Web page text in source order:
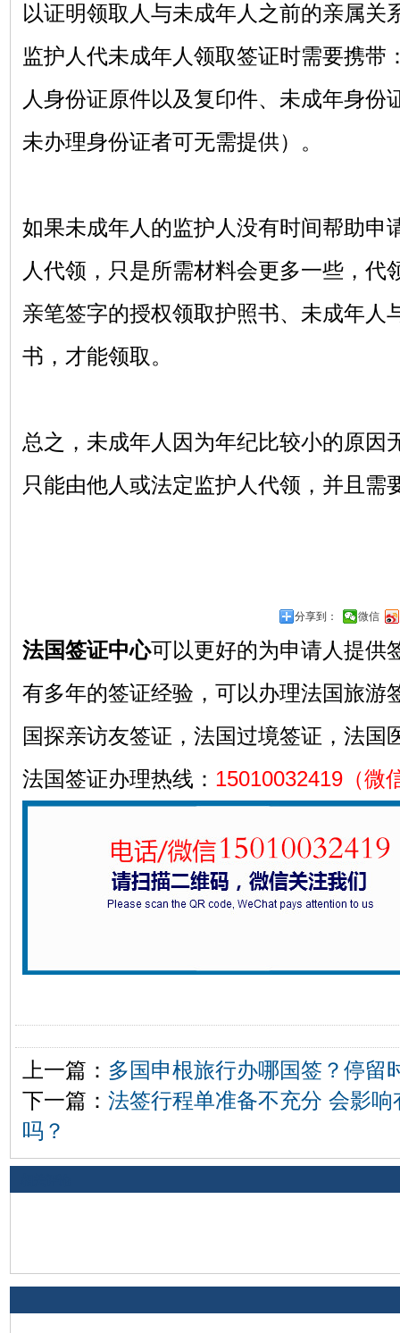
以证明领取人与未成年人之前的亲属关
监护人代未成年人领取签证时需要携带
人身份证原件以及复印件、未成年身份
未办理身份证者可无需提供）。
如果未成年人的监护人没有时间帮助申
人代领，只是所需材料会更多一些，代
亲笔签字的授权领取护照书、未成年人
书，才能领取。
总之，未成年人因为年纪比较小的原因
只能由他人或法定监护人代领，并且需
分享到： 微信
法国签证中心可以更好的为申请人提供
有多年的签证经验，可以办理法国旅游
国探亲访友签证，法国过境签证，法国
法国签证办理热线： 15010032419（微
上一篇： 多国申根旅行办哪国签？停留
下一篇： 法签行程单准备不充分 会影
吗？